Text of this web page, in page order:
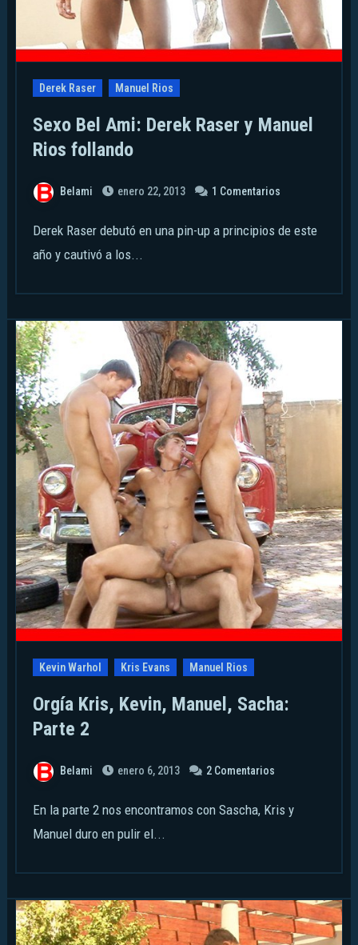
Derek Raser Manuel Rios
Sexo Bel Ami: Derek Raser y Manuel
Rios follando
Belami enero 22, 2013 1 Comentarios
Derek Raser debutó en una pin-up a principios de este
año y cautivó a los...
Kevin Warhol Kris Evans Manuel Rios
Orgía Kris, Kevin, Manuel, Sacha:
Parte 2
Belami enero 6, 2013 2 Comentarios
En la parte 2 nos encontramos con Sascha, Kris y
Manuel duro en pulir el...